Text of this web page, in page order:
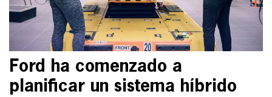
Ford ha comenzado a
planificar un sistema híbrido